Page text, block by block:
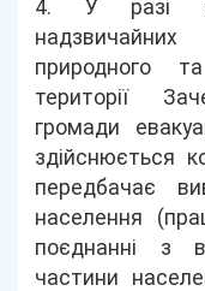
4. У разі
природного
території
громади
здійснюється
передбачає
населення
поєднанні з
частини